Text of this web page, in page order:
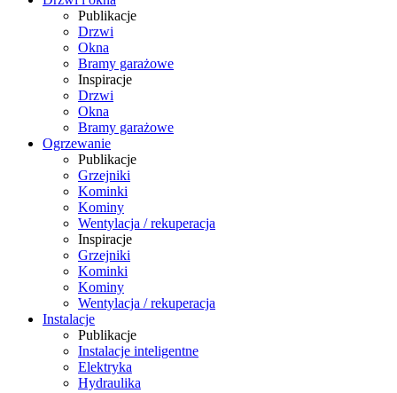
Publikacje
Drzwi
Okna
Bramy garażowe
Inspiracje
Drzwi
Okna
Bramy garażowe
Ogrzewanie
Publikacje
Grzejniki
Kominki
Kominy
Wentylacja / rekuperacja
Inspiracje
Grzejniki
Kominki
Kominy
Wentylacja / rekuperacja
Instalacje
Publikacje
Instalacje inteligentne
Elektryka
Hydraulika